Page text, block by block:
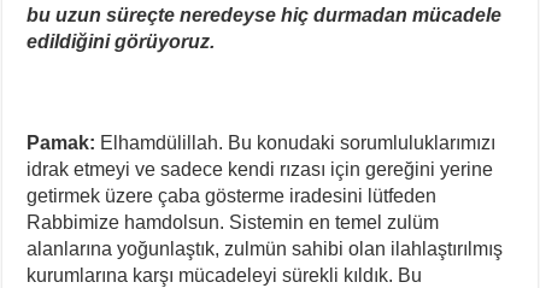
bu uzun süreçte neredeyse hiç durmadan mücadele
edildiğini görüyoruz.
Pamak: Elhamdülillah. Bu konudaki sorumluluklarımızı
idrak etmeyi ve sadece kendi rızası için gereğini yerine
getirmek üzere çaba gösterme iradesini lütfeden
Rabbimize hamdolsun. Sistemin en temel zulüm
alanlarına yoğunlaştık, zulmün sahibi olan ilahlaştırılmış
kurumlarına karşı mücadeleyi sürekli kıldık. Bu